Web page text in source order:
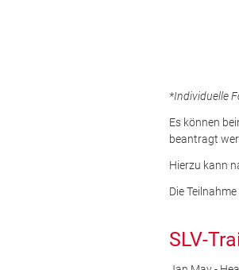
*Individuelle
Es können
beantragt
Hierzu kann
Die
SLV-